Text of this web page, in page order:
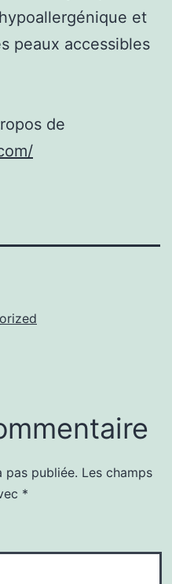
et
peaux accessibles
de
pas publiée. Les champs
*